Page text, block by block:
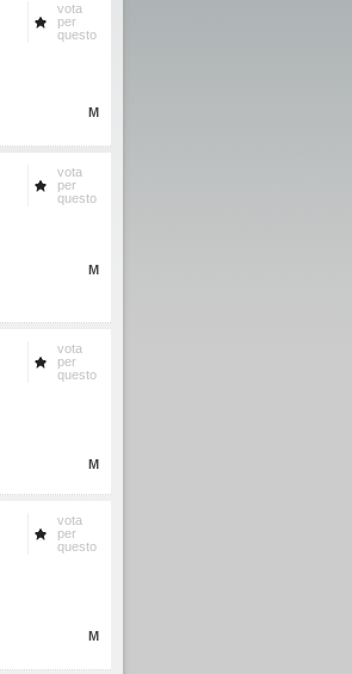
vota
per
questo
M
vota
per
questo
M
vota
per
questo
M
vota
per
questo
M